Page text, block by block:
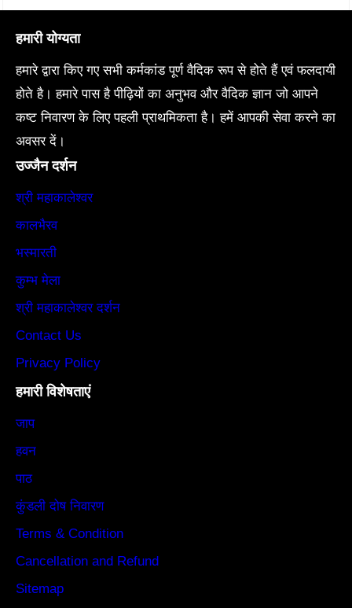
हमारी योग्यता
हमारे द्वारा किए गए सभी कर्मकांड पूर्ण वैदिक रूप से होते हैं एवं फलदायी
होते है। हमारे पास है पीढ़ियों का अनुभव और वैदिक ज्ञान जो आपने
कष्ट निवारण के लिए पहली प्राथमिकता है। हमें आपकी सेवा करने का
अवसर दें।
उज्जैन दर्शन
श्री महाकालेश्वर
कालभैरव
भस्मारती
कुम्भ मेला
श्री महाकालेश्वर दर्शन
Contact Us
Privacy Policy
हमारी विशेषताएं
जाप
हवन
पाठ
कुंडली दोष निवारण
Terms & Condition
Cancellation and Refund
Sitemap